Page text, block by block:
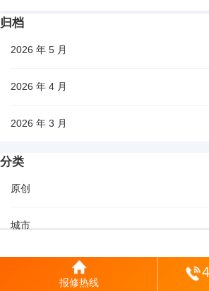
归档
2026 年 5 月
2026 年 4 月
2026 年 3 月
分类
原创
城市
报修热线